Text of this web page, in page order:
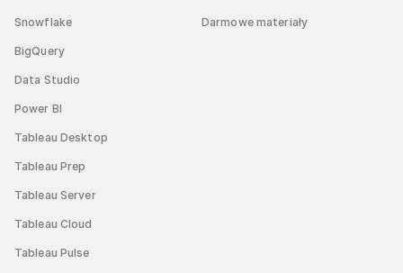
Snowflake
BigQuery
Data Studio
Power BI
Tableau Desktop
Tableau Prep
Tableau Server
Tableau Cloud
Tableau Pulse
Darmowe materiały